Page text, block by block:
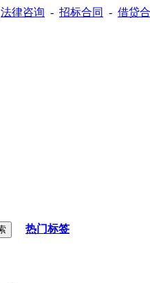
法律咨询 - 招标合同 - 借贷
热门标签